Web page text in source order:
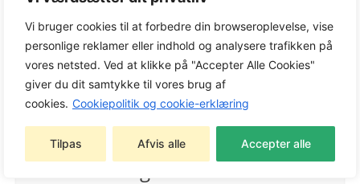
Vi bruger cookies til at forbedre din browseroplevelse, vise
personlige reklamer eller indhold og analysere trafikken på
vores netsted. Ved at klikke på "Accepter Alle Cookies"
giver du dit samtykke til vores brug af
cookies. Cookiepolitik og cookie-erklæring
Tilpas Afvis alle Accepter alle
Mål
Referencestation
EPOS® RS 4G, 25km
Varenr.: 970 84 40‑01
Dimensioner,
LxBxH Længde